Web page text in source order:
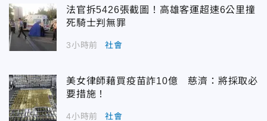
法官拆5426張截圖！高雄客運超速6公里撞
死騎士判無罪
3小時前 社會
美女律師藉買疫苗詐10億 慈濟：將採取必
要措施！
4小時前 社會